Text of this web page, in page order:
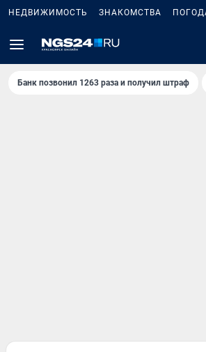
НЕДВИЖИМОСТЬ ЗНАКОМСТВА
Банк позвонил 1263 раза и получил штраф